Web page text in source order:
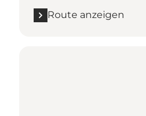
Route anzeigen